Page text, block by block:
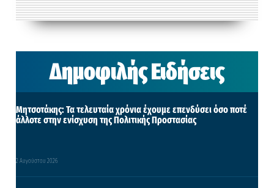
Δημοφιλής Ειδήσεις
Μητσοτάκης: Τα τελευταία χρόνια έχουμε επενδύσει όσο ποτέ
άλλοτε στην ενίσχυση της Πολιτικής Προστασίας
2 Αυγούστου 2026